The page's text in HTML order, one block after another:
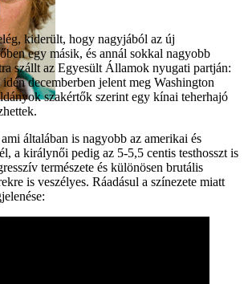
kiderült, hogy nagyjából az új
egy másik, és annál sokkal nagyobb
szállt az Egyesült Államok nyugati partján:
idén decemberben jelent meg Washington
szakértők szerint egy kínai teherhajó
általában is nagyobb az amerikai és
a királynői pedig az 5-5,5 centis testhosszt is
természete és különösen brutális
is veszélyes. Ráadásul a színezete miatt